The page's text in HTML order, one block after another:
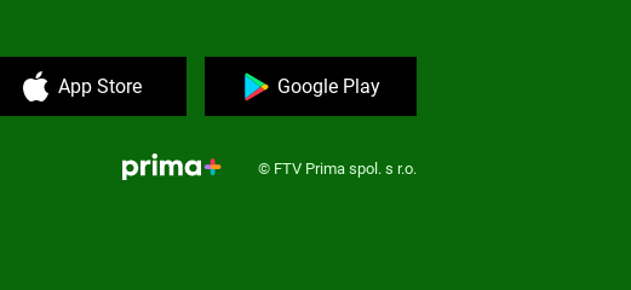
App Store Google Play
© FTV Prima spol. s r.o.